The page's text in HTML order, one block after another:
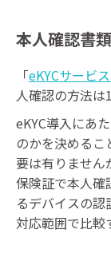
本人確認書
「eKYCサービ
人確認の方法は
eKYC導入にあ
のかを決める
要は有りませ
保険証で本人確
るデバイスの認
対応範囲で比較